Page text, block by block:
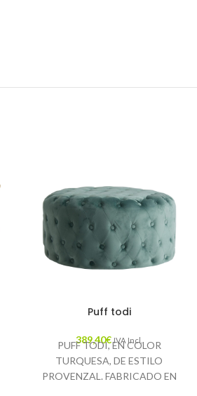
Puff todi
389,40€ IVA Incl.
PUFF TODI, EN COLOR
TURQUESA, DE ESTILO
PROVENZAL. FABRICADO EN